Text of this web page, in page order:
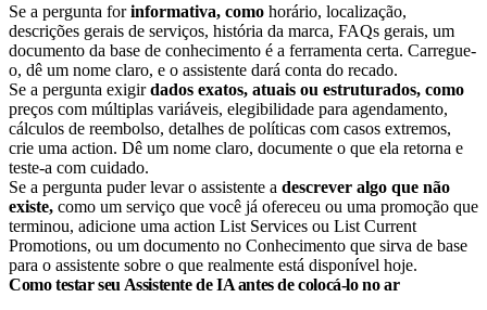
Se a pergunta forinformativa, como horário, localização,
descrições gerais de serviços, história da marca, FAQs gerais, um
documento da base de conhecimento é a ferramenta certa. Carregue-
o, dê um nome claro, e o assistente dará conta do recado.
Se a pergunta exigirdados exatos, atuais ou estruturados, como
preços com múltiplas variáveis, elegibilidade para agendamento,
cálculos de reembolso, detalhes de políticas com casos extremos,
crie uma action. Dê um nome claro, documente o que ela retorna e
teste-a com cuidado.
Se a pergunta puder levar o assistente a descrever algo que não
existe, como um serviço que você já ofereceu ou uma promoção que
terminou, adicione uma action List Services ou List Current
Promotions, ou um documento no Conhecimento que sirva de base
para o assistente sobre o que realmente está disponível hoje.
Como testar seu Assistente de IA antes de colocá-lo no ar